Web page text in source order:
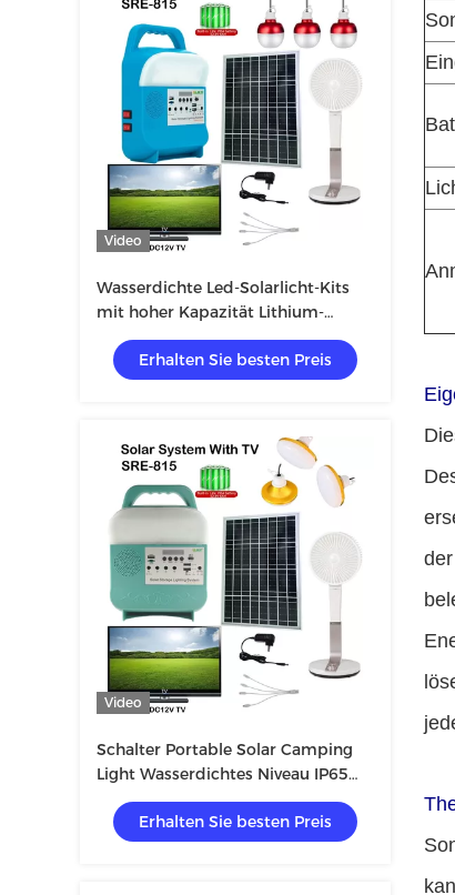
Video
Wasserdichte Led-Solarlicht-Kits
mit hoher Kapazität Lithium-
Einbabatterie
Erhalten Sie besten Preis
Video
Schalter Portable Solar Camping
Light Wasserdichtes Niveau IP65
für Off-Grid Solarstromsystem
Erhalten Sie besten Preis